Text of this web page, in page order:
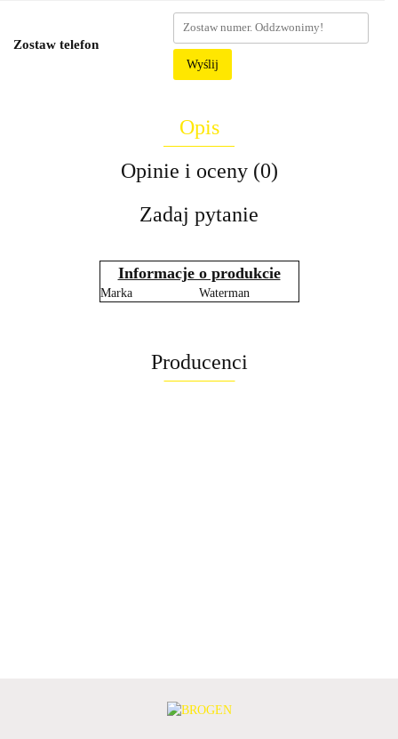
Zostaw telefon
Wyślij
Opis
Opinie i oceny (0)
Zadaj pytanie
Informacje o produkcie
Marka Waterman
Producenci